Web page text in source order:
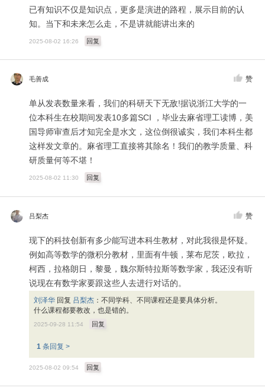
已有知识不仅是知识点，更多是演进的路程，展示目前的认
知。当下和未来怎么走，不是讲就能讲出来的
2025-08-02 16:26 回复
毛善成 赞
单从发表数量来看，我们的科研天下无敌!据说浙江大学的一
位本科生在校期间发表10多篇SCI ，毕业去麻省理工读博，美
国导师审查后才知完全是水文，这位倒很诚实，我们本科生都
这样发文章的。麻省理工直接将其除名！我们的教学质量、科
研质量何等不堪！
2025-08-02 11:30 回复
吕梨杰 赞
现下的科技创新有多少能写进本科生教材，对此我很是怀疑。
例如高等数学的微积分教材，里面有牛顿，莱布尼茨，欧拉，
柯西，拉格朗日，黎曼，魏尔斯特拉斯等数学家，我还没有听
说现在有数学家要跟这些人去进行对话的。
刘泽华 回复 吕梨杰 ：不同学科、不同课程还是要具体分析。
什么课程都要教改，也是错的。
2025-09-28 11:54 回复
1条回复 >
2025-08-02 09:54 回复